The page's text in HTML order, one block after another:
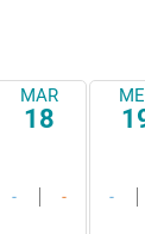
MAR
18
- - -